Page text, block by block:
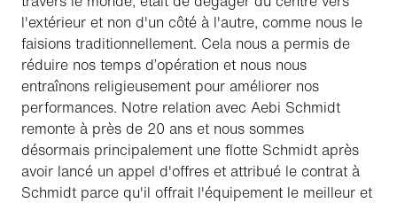
l'extérieur et non d'un côté à l'autre, comme nous le
faisions traditionnellement. Cela nous a permis de
réduire nos temps d’opération et nous nous
entraînons religieusement pour améliorer nos
performances. Notre relation avec Aebi Schmidt
remonte à près de 20 ans et nous sommes
désormais principalement une flotte Schmidt après
avoir lancé un appel d'offres et attribué le contrat à
Schmidt parce qu'il offrait l'équipement le meilleur et